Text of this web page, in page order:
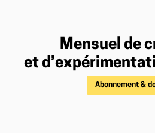
Mensuel de
et
Abonnement &